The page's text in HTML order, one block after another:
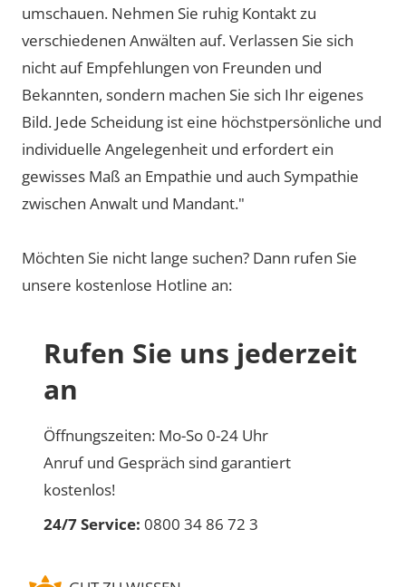
umschauen. Nehmen Sie ruhig Kontakt zu
verschiedenen Anwälten auf. Verlassen Sie sich
nicht auf Empfehlungen von Freunden und
Bekannten, sondern machen Sie sich Ihr eigenes
Bild. Jede Scheidung ist eine höchstpersönliche und
individuelle Angelegenheit und erfordert ein
gewisses Maß an Empathie und auch Sympathie
zwischen Anwalt und Mandant."
Möchten Sie nicht lange suchen? Dann rufen Sie
unsere kostenlose Hotline an:
Rufen Sie uns jederzeit
an
Öffnungszeiten: Mo-So 0-24 Uhr
Anruf und Gespräch sind garantiert
kostenlos!
24/7 Service: 0800 34 86 72 3